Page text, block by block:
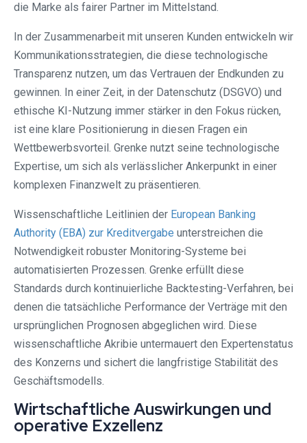
die Marke als fairer Partner im Mittelstand.
In der Zusammenarbeit mit unseren Kunden entwickeln wir
Kommunikationsstrategien, die diese technologische
Transparenz nutzen, um das Vertrauen der Endkunden zu
gewinnen. In einer Zeit, in der Datenschutz (DSGVO) und
ethische KI-Nutzung immer stärker in den Fokus rücken,
ist eine klare Positionierung in diesen Fragen ein
Wettbewerbsvorteil. Grenke nutzt seine technologische
Expertise, um sich als verlässlicher Ankerpunkt in einer
komplexen Finanzwelt zu präsentieren.
Wissenschaftliche Leitlinien der European Banking
Authority (EBA) zur Kreditvergabe unterstreichen die
Notwendigkeit robuster Monitoring-Systeme bei
automatisierten Prozessen. Grenke erfüllt diese
Standards durch kontinuierliche Backtesting-Verfahren, bei
denen die tatsächliche Performance der Verträge mit den
ursprünglichen Prognosen abgeglichen wird. Diese
wissenschaftliche Akribie untermauert den Expertenstatus
des Konzerns und sichert die langfristige Stabilität des
Geschäftsmodells.
Wirtschaftliche Auswirkungen und
operative Exzellenz